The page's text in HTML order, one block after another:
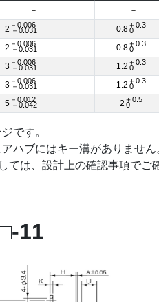
－ －
2 －0.006
－0.031 0.8＋0.3
0
2 －0.006
－0.031 0.8＋0.3
0
3 －0.006
－0.031 1.2 ＋0.3
0
3 －0.006
－0.031 1.2 ＋0.3
0
5 －0.012
－0.042 2 ＋0.5
0
です。
ハブにはキー溝がありませ
ては、設計上の確認事項でご
11